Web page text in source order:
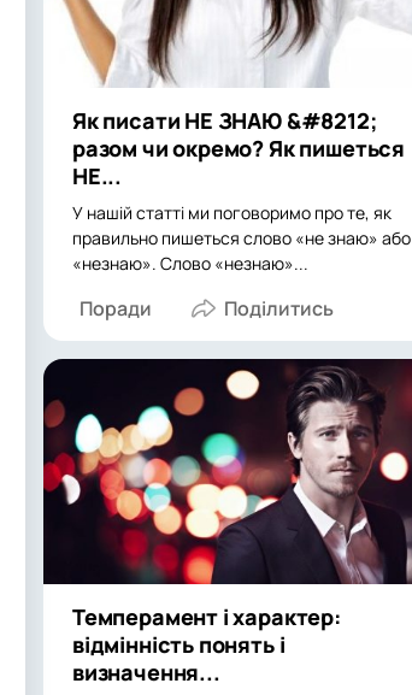
Як писати НЕ ЗНАЮ &#8212;
разом чи окремо? Як пишеться
НЕ...
У нашій статті ми поговоримо про те, як
правильно пишеться слово «не знаю» або
«незнаю». Слово «незнаю»...
Поради
Темперамент і характер:
відмінність понять і
визначення...